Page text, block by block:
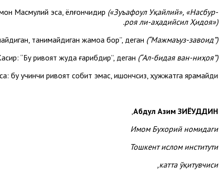
Масмулий эса, ёлғончидир («Зуъафоул Уқайлий», «Насбур-
роя ли-аҳадийсил Ҳидоя»).
танимайдиган жамоа бор”, деган (“Мажмаъуз-завоид”)
“Бу ривоят жуда ғарибдир”, деган (“Ал-бидая ван-ниҳоя”)
бу учинчи ривоят собит эмас, ишончсиз, ҳужжатга ярамайди.
Абдул Азим ЗИЁУДДИН
,
Имом Бухорий номидаги
Тошкент ислом институти
катта ўқитувчиси,